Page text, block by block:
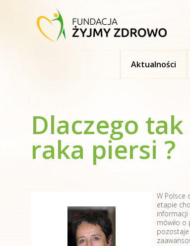
Aktualności
Dlaczego
raka piersi ?
W Polsce
etapie
mówiło o